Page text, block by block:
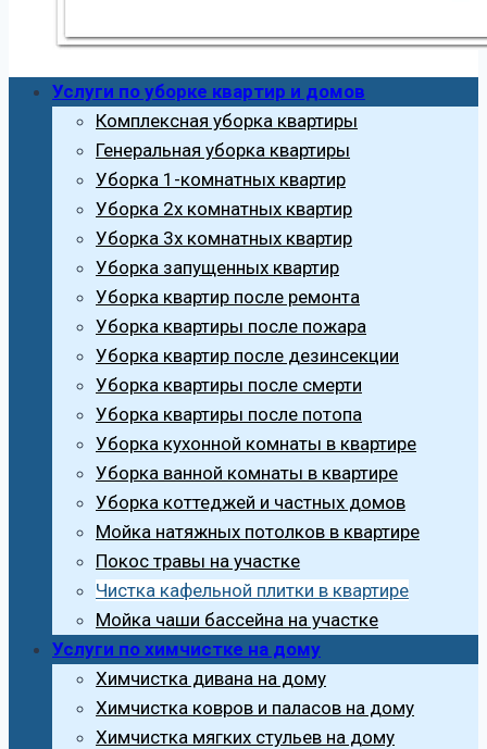
Услуги по уборке квартир и домов
Комплексная уборка квартиры
Генеральная уборка квартиры
Уборка 1-комнатных квартир
Уборка 2х комнатных квартир
Уборка 3х комнатных квартир
Уборка запущенных квартир
Уборка квартир после ремонта
Уборка квартиры после пожара
Уборка квартир после дезинсекции
Уборка квартиры после смерти
Уборка квартиры после потопа
Уборка кухонной комнаты в квартире
Уборка ванной комнаты в квартире
Уборка коттеджей и частных домов
Мойка натяжных потолков в квартире
Покос травы на участке
Чистка кафельной плитки в квартире
Мойка чаши бассейна на участке
Услуги по химчистке на дому
Химчистка дивана на дому
Химчистка ковров и паласов на дому
Химчистка мягких стульев на дому